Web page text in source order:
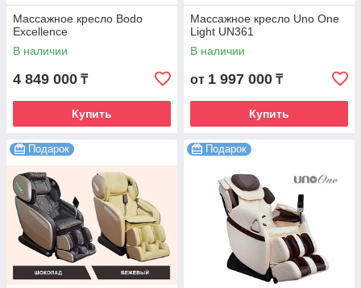
Массажное кресло Bodo
Excellence
В наличии
4 849 000 ₸
Купить
Массажное кресло Uno One
Light UN361
В наличии
от 1 997 000 ₸
Купить
Подарок Подарок